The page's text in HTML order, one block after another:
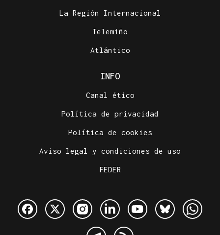
La Región Internacional
Telemiño
Atlántico
INFO
Canal ético
Política de privacidad
Política de cookies
Aviso legal y condiciones de uso
FEDER